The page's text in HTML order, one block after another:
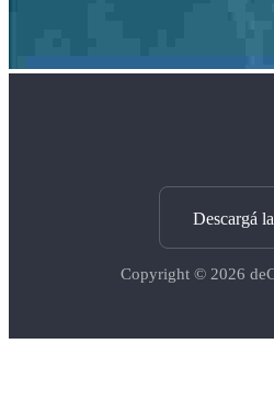
Descargá
Copyright © 2026